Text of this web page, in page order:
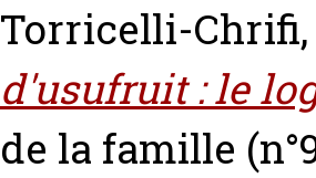
Torricelli-Chrifi,
d'usufruit : le
de la famille